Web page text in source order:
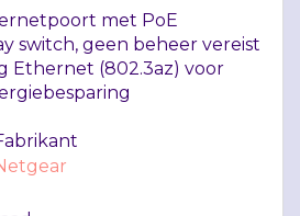
met PoE
switch, geen beheer vereist
Ethernet (802.3az) voor